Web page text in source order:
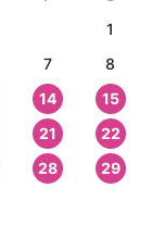
1
7
8
14
15
21
22
28
29